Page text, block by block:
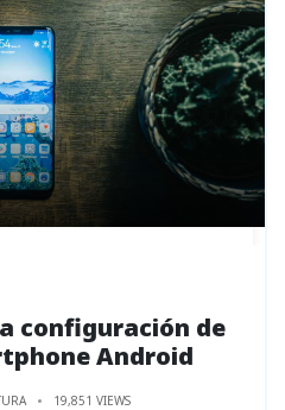
configuración de
Android
19,851 VIEWS